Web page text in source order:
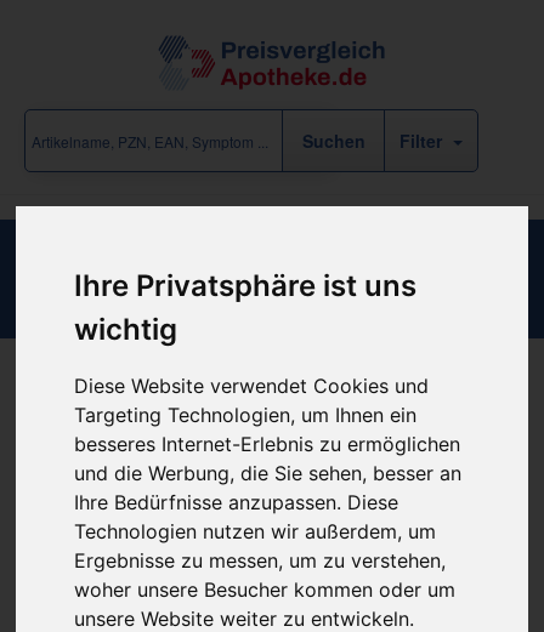
Ihre Privatsphäre ist uns
wichtig
Diese Website verwendet Cookies und
Targeting Technologien, um Ihnen ein
besseres Internet-Erlebnis zu ermöglichen
und die Werbung, die Sie sehen, besser an
Ihre Bedürfnisse anzupassen. Diese
Technologien nutzen wir außerdem, um
Ergebnisse zu messen, um zu verstehen,
woher unsere Besucher kommen oder um
unsere Website weiter zu entwickeln.
Filter
KLETTHALTEBAND GR XL
Produkt empfehlen
Kein Preis bekannt
Das gewünschte Produkt ist derzeit bei keinem unserer Partner
erhältlich.